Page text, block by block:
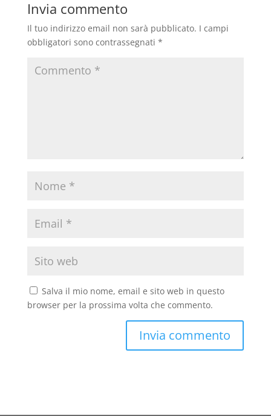
Invia commento
Il tuo indirizzo email non sarà pubblicato. I campi
obbligatori sono contrassegnati *
Salva il mio nome, email e sito web in questo
browser per la prossima volta che commento.